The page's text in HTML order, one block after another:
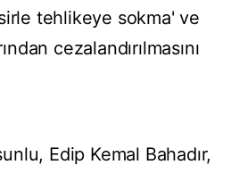
tehlikeye sokma' ve
cezalandırılmasını
Edip Kemal Bahadır,